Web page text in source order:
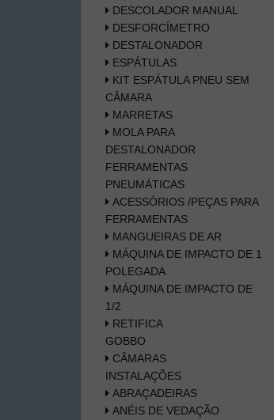
DESCOLADOR MANUAL
DESFORCÍMETRO
DESTALONADOR
ESPÁTULAS
KIT ESPÁTULA PNEU SEM
CÂMARA
MARRETAS
MOLA PARA
DESTALONADOR
FERRAMENTAS
PNEUMÁTICAS
ACESSÓRIOS /PEÇAS PARA
FERRAMENTAS
MANGUEIRAS DE AR
MÁQUINA DE IMPACTO DE 1
POLEGADA
MÁQUINA DE IMPACTO DE
1/2
RETIFICA
GOBBO
CÂMARAS
INSTALAÇÕES
ABRAÇADEIRAS
ANÉIS DE VEDAÇÃO